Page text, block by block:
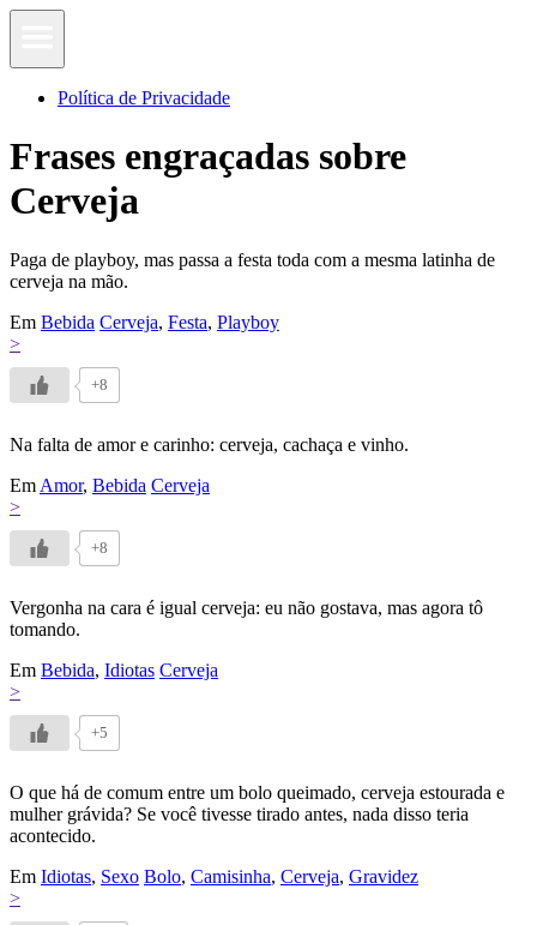
Política de Privacidade
Frases engraçadas sobre
Cerveja
Paga de playboy, mas passa a festa toda com a mesma latinha de
cerveja na mão.
Em Bebida Cerveja, Festa, Playboy
>
+8
Na falta de amor e carinho: cerveja, cachaça e vinho.
Em Amor, Bebida Cerveja
>
+8
Vergonha na cara é igual cerveja: eu não gostava, mas agora tô
tomando.
Em Bebida, Idiotas Cerveja
>
+5
O que há de comum entre um bolo queimado, cerveja estourada e
mulher grávida? Se você tivesse tirado antes, nada disso teria
acontecido.
Em Idiotas, Sexo Bolo, Camisinha, Cerveja, Gravidez
>